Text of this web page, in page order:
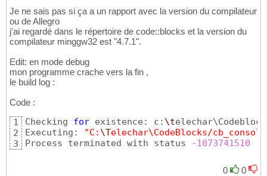
Je ne sais pas si ça a un rapport avec la version du compilateur
ou de Allegro
j'ai regardé dans le répertoire de code::blocks et la version du
compilateur minggw32 est "4.7.1".
Edit: en mode debug
mon programme crache vers la fin ,
le build log :
Code :
1
2
3
Checking for existence: c: \t
Executing:
"C: \Telechar\CodeBlocks/
Process terminated with status
-1073741510
0 0